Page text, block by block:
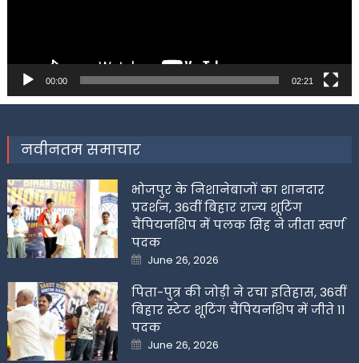
00:00 02:21
नवीनतम समाचार
भोजपुर के निशानेबाजों का शानदार
प्रदर्शन, 36वीं बिहार राज्य शूटिंग
चैंपियनशिप में पलक सिंह ने जीता स्वर्ण
पदक
Posted
on
June 26, 2026
पिता-पुत्र की जोड़ी ने रचा इतिहास, 36वीं
बिहार स्टेट शूटिंग चैंपियनशिप में जीते 11
पदक
Posted
on
June 26, 2026